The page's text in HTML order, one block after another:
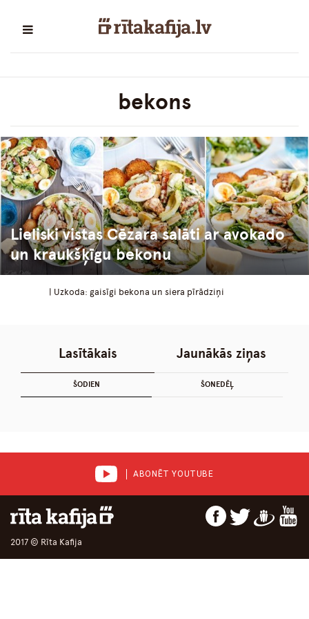
bekons
Lieliski vistas Cēzara salāti ar avokado
un kraukšķīgu bekonu
| Uzkoda: gaisīgi bekona un siera pīrādziņi
Lasītākais
ŠODIEN ŠONEDĒĻ
Jaunākās ziņas
ABONĒT YOUTUBE
2017 © Rīta Kafija